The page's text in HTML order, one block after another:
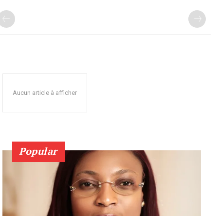
Aucun article à afficher
Popular